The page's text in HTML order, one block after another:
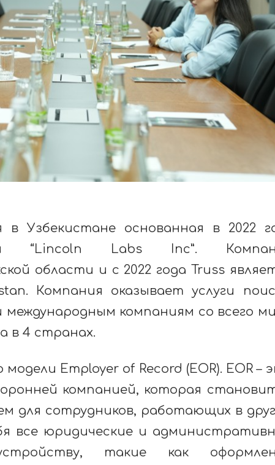
в Узбекистане основанная в 2022
“Lincoln Labs Inc”.
области и с 2022 года Truss
Компания оказывает услуги
международным компаниям со всего
в 4 странах.
Employer of Record (EOR). EOR –
компанией, которая
для сотрудников, работающих в
все юридические и
такие как